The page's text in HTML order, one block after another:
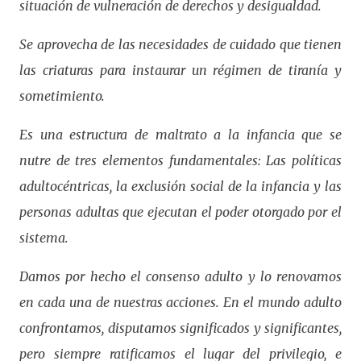
situación de vulneración de derechos y desigualdad.
Se aprovecha de las necesidades de cuidado que tienen
las criaturas para instaurar un régimen de tiranía y
sometimiento.
Es una estructura de maltrato a la infancia que se
nutre de tres elementos fundamentales: Las políticas
adultocéntricas, la exclusión social de la infancia y las
personas adultas que ejecutan el poder otorgado por el
sistema.
Damos por hecho el consenso adulto y lo renovamos
en cada una de nuestras acciones. En el mundo adulto
confrontamos, disputamos significados y significantes,
pero siempre ratificamos el lugar del privilegio, e